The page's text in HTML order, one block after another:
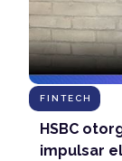
FINTECH
HSBC
impulsar